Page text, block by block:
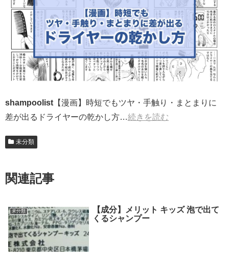
shampoolist 【漫画】時短でもツヤ・手触り・まとまりに
差が出るドライヤーの乾かし方…続きを読む
未分類
関連記事
未分類
【成分】メリット キッズ 泡で出て
くるシャンプー